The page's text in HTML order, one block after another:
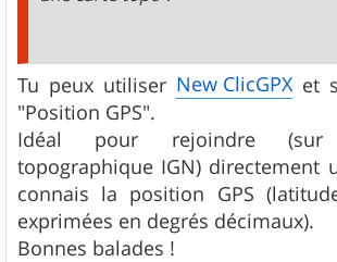
Tu peux utiliser New ClicGPX et
"Position GPS".
Idéal pour rejoindre
topographique IGN) directement
connais la position GPS
exprimées en degrés décimaux).
Bonnes balades !